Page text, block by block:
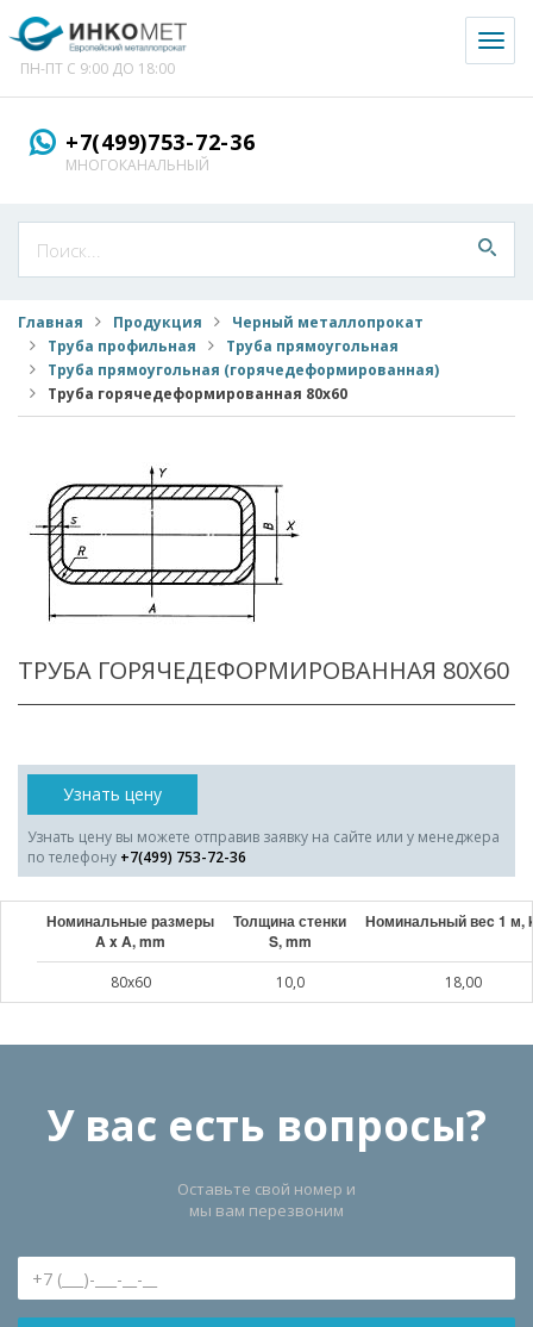
ПН-ПТ С 9:00 ДО 18:00
+7(499)753-72-36
МНОГОКАНАЛЬНЫЙ
Главная Продукция
Черный металлопрокат
Труба профильная
Труба прямоугольная
Труба прямоугольная (горячедеформированная)
Труба горячедеформированная 80x60
ТРУБА ГОРЯЧЕДЕФОРМИРОВАННАЯ 80X60
Узнать цену
Узнать цену вы можете отправив заявку на сайте или у менеджера
по телефону +7(499) 753-72-36
Номинальные размеры
A x A, mm
Толщина стенки
S, mm
Номинальный веc 1 м,
80x60 10,0 18,00
У вас есть вопросы?
Оставьте свой номер и
мы вам перезвоним